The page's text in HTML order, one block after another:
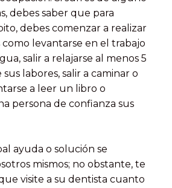
debes saber que para
debes comenzar a realizar
como levantarse en el trabajo
salir a relajarse al menos 5
labores, salir a caminar o
a leer un libro o
persona de confianza sus
ayuda o solución se
mismos; no obstante, te
visite a su dentista cuanto